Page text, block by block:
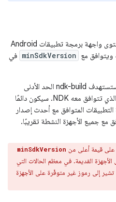
إلى مستوى واجهة برمجة تطبيقات Android
ويتوافق مع minSdkVersion في
في حال عدم تحديد هذا الخيار، ستستهدف ndk-build الحد الأدنى
لمستوى واجهة برمجة التطبيقات الذي تتوافق معه NDK. سيكون دائمًا
المتوافق مع أحدث إصدار
على قيمة أعلى من minSdkVersion
القديمة. في معظم الحالات التي
تشير إلى رموز غير متوفّرة على الأجهزة